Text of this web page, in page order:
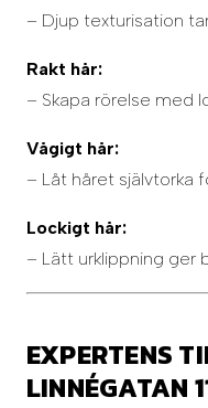
– Djup texturisation
Rakt hår:
– Skapa rörelse med
Vågigt hår:
– Låt håret självtorka
Lockigt hår:
– Lätt urklippning ger
EXPERTENS
LINNÉGATAN